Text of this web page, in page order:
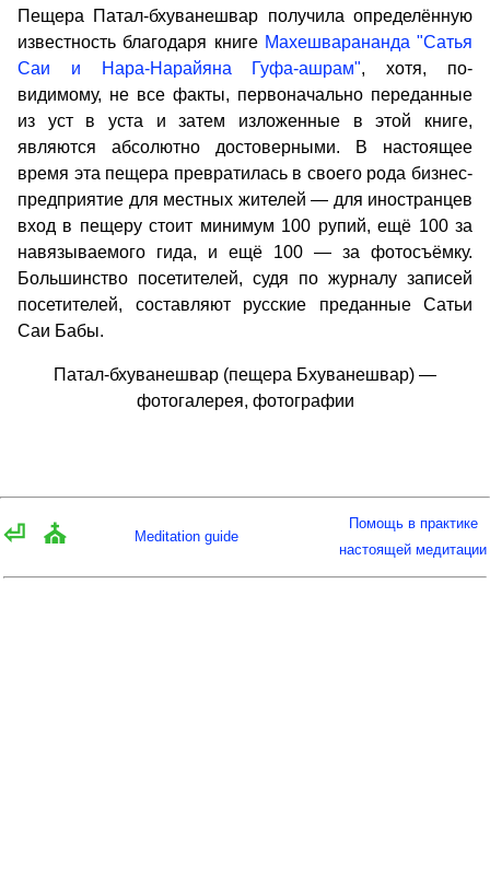
Пещера Патал-бхуванешвар получила определённую
известность благодаря книге Махешварананда "Сатья
Саи и Нара-Нарайяна Гуфа-ашрам", хотя, по-
видимому, не все факты, первоначально переданные
из уст в уста и затем изложенные в этой книге,
являются абсолютно достоверными. В настоящее
время эта пещера превратилась в своего рода бизнес-
предприятие для местных жителей — для иностранцев
вход в пещеру стоит минимум 100 рупий, ещё 100 за
навязываемого гида, и ещё 100 — за фотосъёмку.
Большинство посетителей, судя по журналу записей
посетителей, составляют русские преданные Сатьи
Саи Бабы.
Патал-бхуванешвар (пещера Бхуванешвар) —
фотогалерея, фотографии
⏎ ⛪ Meditation guide
Помощь в практике
настоящей медитации